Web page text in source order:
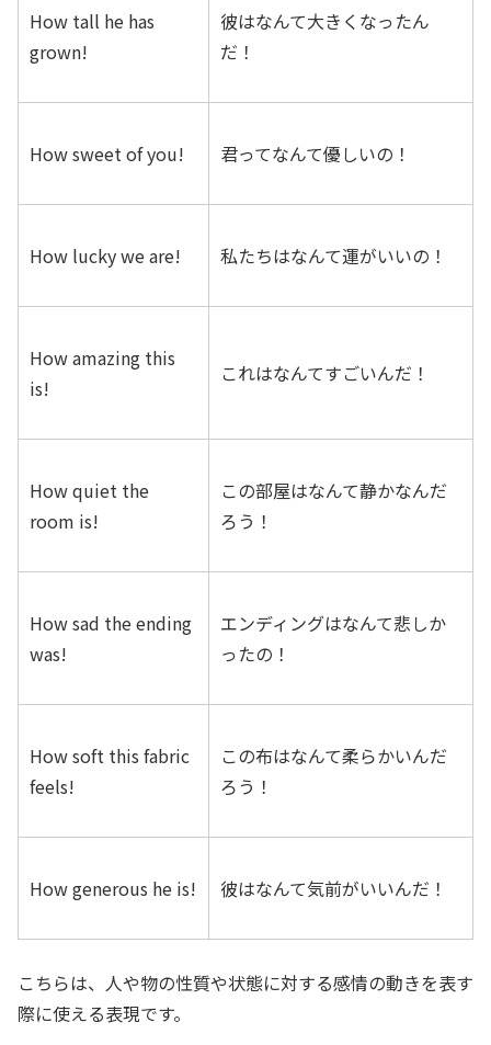
How tall he has
grown!
彼はなんて大きくなったん
だ！
How sweet of you! 君ってなんて優しいの！
How lucky we are! 私たちはなんて運がいいの！
How amazing this
is!
これはなんてすごいんだ！
How quiet the
room is!
この部屋はなんて静かなんだ
ろう！
How sad the ending
was!
エンディングはなんて悲しか
ったの！
How soft this fabric
feels!
この布はなんて柔らかいんだ
ろう！
How generous he is! 彼はなんて気前がいいんだ！
こちらは、人や物の性質や状態に対する感情の動きを表す
際に使える表現です。